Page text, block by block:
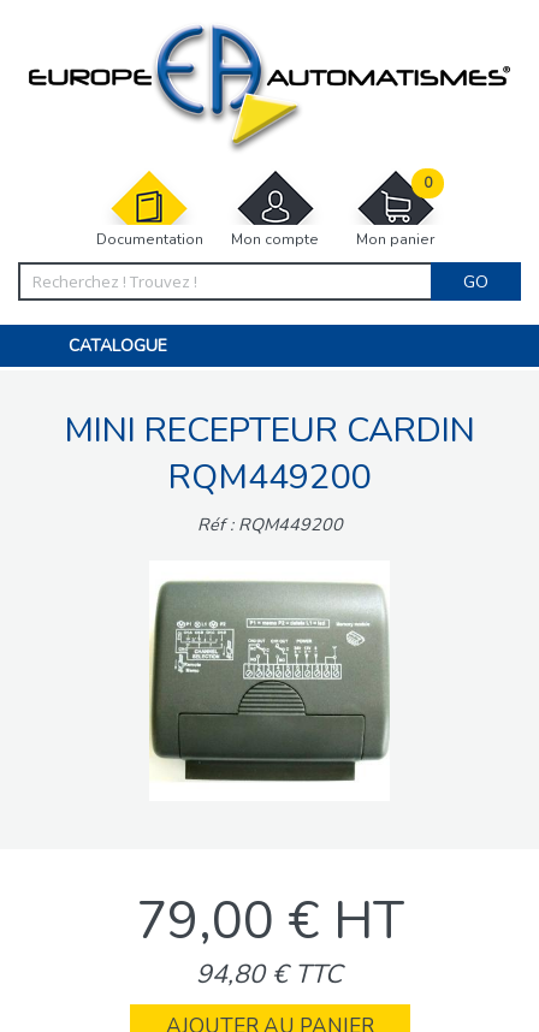
Documentation Mon compte Mon panier
0
GO
CATALOGUE
MOTORISATIONS
ACCESSOIRES ET ELECTRONIQUES
INTERPHONES VISIOPHONES
PIÈCES DÉTACHÉES
MINI RECEPTEUR CARDIN
RQM449200
Réf : RQM449200
79,00 € HT
94,80 € TTC